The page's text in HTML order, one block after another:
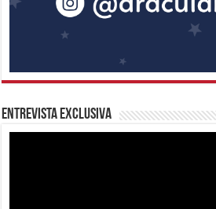
Entrevista Exclusiva